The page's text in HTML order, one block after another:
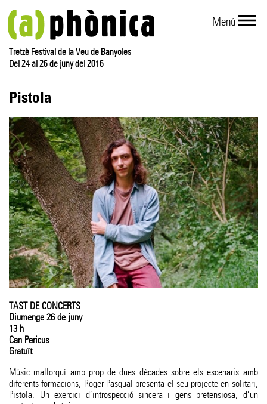
Menú
Tretzè Festival de la Veu de Banyoles
Del 24 al 26 de juny del 2016
Pistola
TAST DE CONCERTS
Diumenge 26 de juny
13 h
Can Pericus
Gratuït
Músic mallorquí amb prop de dues dècades sobre els escenaris amb
diferents formacions, Roger Pasqual presenta el seu projecte en solitari,
Pistola. Un exercici d’introspecció sincera i gens pretensiosa, d’un